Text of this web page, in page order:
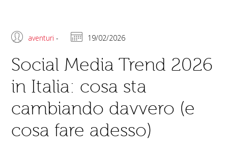
aventuri - 19/02/2026
Social Media Trend 2026
in Italia: cosa sta
cambiando davvero (e
cosa fare adesso)